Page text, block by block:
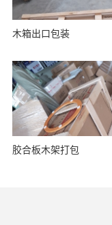
木箱出口包装
胶合板木架打包